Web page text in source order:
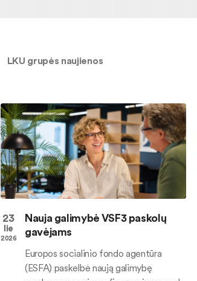
LKU grupės naujienos
23
lie
2026
Nauja galimybė VSF3 paskolų
gavėjams
Europos socialinio fondo agentūra
(ESFA) paskelbė naują galimybę